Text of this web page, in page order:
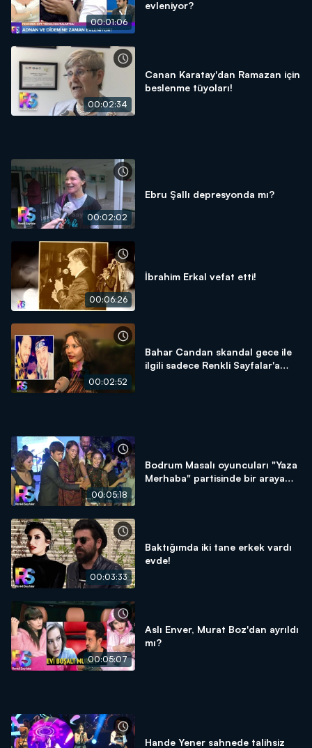
00:01:06
evleniyor?
00:02:34
Canan Karatay'dan Ramazan için
beslenme tüyoları!
00:02:02
Ebru Şallı depresyonda mı?
00:06:26
İbrahim Erkal vefat etti!
00:02:52
Bahar Candan skandal gece ile
ilgili sadece Renkli Sayfalar'a
00:05:18
Bodrum Masalı oyuncuları "Yaza
Merhaba" partisinde bir araya
00:03:33
Baktığımda iki tane erkek vardı
evde!
00:05:07
Aslı Enver, Murat Boz'dan ayrıldı
mı?
Hande Yener sahnede talihsiz